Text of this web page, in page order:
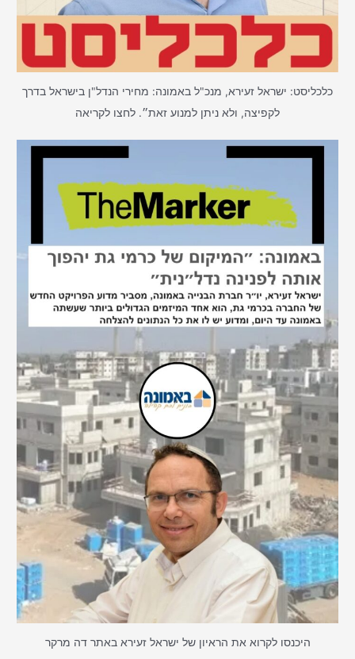
כלכליסט: ישראל זעירא, מנכ"ל באמונה: מחירי הנדל"ן בישראל בדרך
לקפיצה, ולא ניתן למנוע זאת״. לחצו לקריאה
היכנסו לקרוא את הראיון של ישראל זעירא באתר דה מרקר